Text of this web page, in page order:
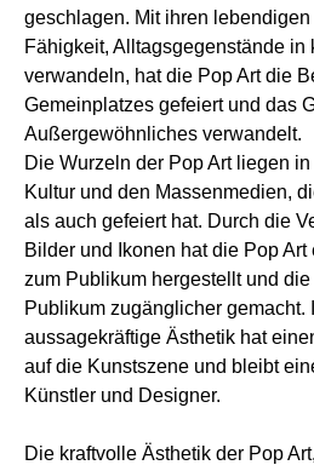
geschlagen. Mit ihren
Fähigkeit, Alltagsgegenstände in
verwandeln, hat die Pop Art die
Gemeinplatzes gefeiert und das
Außergewöhnliches verwandelt.
Die Wurzeln der Pop Art liegen
Kultur und den Massenmedien,
als auch gefeiert hat. Durch die
Bilder und Ikonen hat die Pop
zum Publikum hergestellt und
Publikum zugänglicher gemacht.
aussagekräftige Ästhetik hat
auf die Kunstszene und bleibt
Künstler und Designer.
Die kraftvolle Ästhetik der Pop